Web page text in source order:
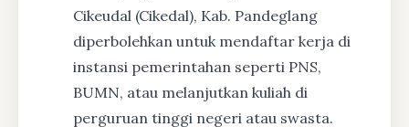
Cikeudal (Cikedal), Kab. Pandeglang
diperbolehkan untuk mendaftar kerja di
instansi pemerintahan seperti PNS,
BUMN, atau melanjutkan kuliah di
perguruan tinggi negeri atau swasta.